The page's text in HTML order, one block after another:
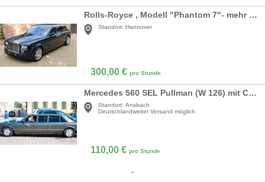
Rolls-Royce , Modell "Phantom 7"- mehr Luxus geht nicht
Standort: Hannover
300,00 € pro Stunde
Mercedes 560 SEL Pullman (W 126) mit Chauffeur
Standort: Ansbach
Deutschlandweiter Versand möglich
110,00 € pro Stunde